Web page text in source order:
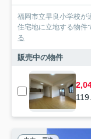
福岡市立早良小学校が
住宅地に立地する物件
る
販売中の物件